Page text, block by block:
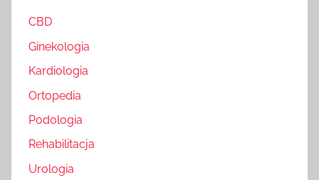
CBD
Ginekologia
Kardiologia
Ortopedia
Podologia
Rehabilitacja
Urologia